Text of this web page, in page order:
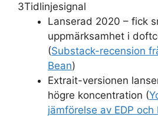
3Tidlinjesignal
Lanserad 2020 – fick
uppmärksamhet i
(Substack-recension
Bean)
Extrait-versionen
högre koncentration (
jämförelse av EDP och